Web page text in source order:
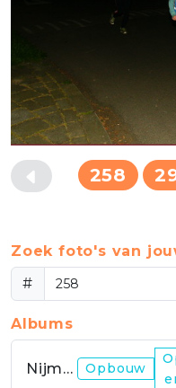
258
Zoek foto's van
#
Albums
Nijmegen Opbouw